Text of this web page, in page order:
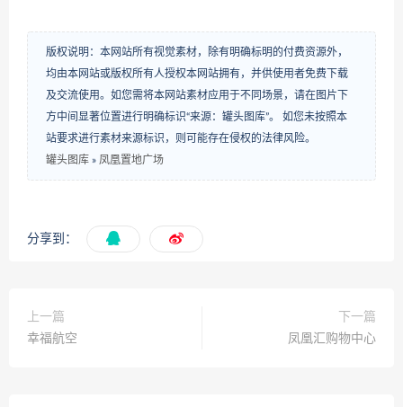
版权说明：本网站所有视觉素材，除有明确标明的付费资源外，
均由本网站或版权所有人授权本网站拥有，并供使用者免费下载
及交流使用。如您需将本网站素材应用于不同场景，请在图片下
方中间显著位置进行明确标识“来源：罐头图库”。 如您未按照本
站要求进行素材来源标识，则可能存在侵权的法律风险。
罐头图库 » 凤凰置地广场
分享到：
上一篇
幸福航空
下一篇
凤凰汇购物中心